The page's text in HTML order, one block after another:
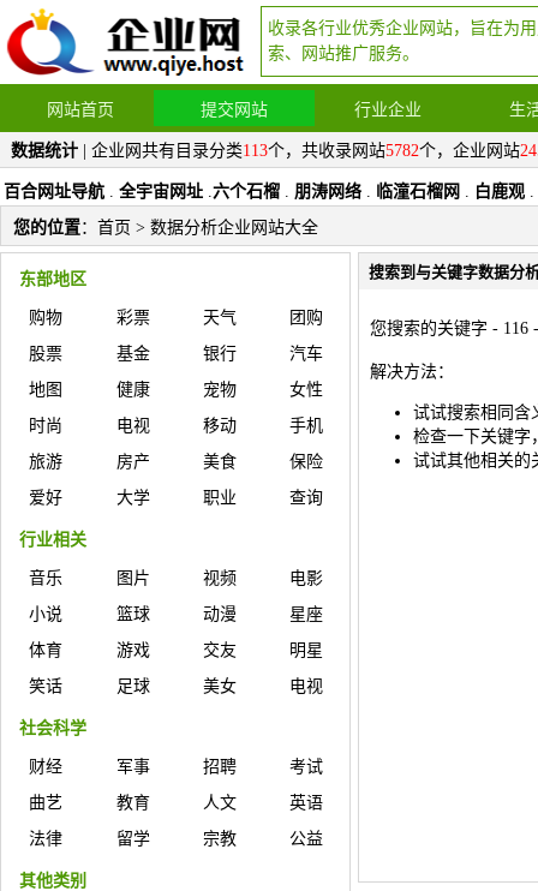
收录各行业优秀企业网站，旨在为
索、网站推广服务。
网站首页 提交网站 行业企业 生
数据统计 | 企业网共有目录分类113个，共收录网站5782个，企业网站
百合网址导航 . 全宇宙网址 .六个石榴 . 朋涛网络 . 临潼石榴网 . 白鹿观 .
您的位置： 首页 > 数据分析企业网站大全
东部地区
购物 彩票 天气
团购
股票
基金 银行
汽车
地图
健康 宠物
女性
时尚
电视 移动
手机
旅游
房产 美食
保险
爱好
大学 职业 查询
行业相关
音乐 图片 视频
电影
小说
篮球 动漫
星座
体育
游戏 交友
明星
笑话
足球 美女 电视
社会科学
财经 军事 招聘
考试
曲艺
教育 人文
英语
法律
留学 宗教 公益
其他类别
搜索到与关键字数据分
您搜索的关键字 - 116
解决方法：
试试搜索相同含
检查一下关键字
试试其他相关的